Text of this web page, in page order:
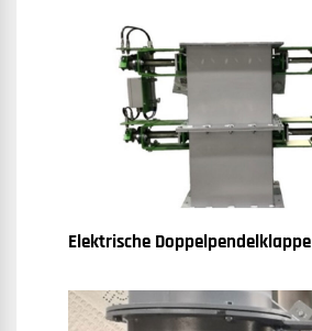
Elektrische Doppelpendelklappe